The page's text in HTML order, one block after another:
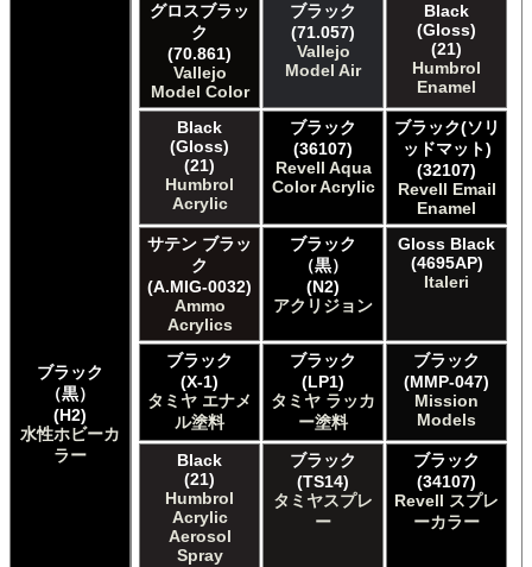
ICM ICM Paints
Lifecolor Lifecolor
Meng Meng Color
Mig Jimenez Ammo Acrylics
Mig Jimenez Atom
Mission Models Mission Models
Mr. Paint MRP Mr Paint Products
Repear Miniatures Master Series
Revell of Germany Revell Aqua Color Acrylic
Revell of Germany Revell Email Enamel
Revell of Germany Revell スプレーカラー
Testors of Rust-Oleum Group Testors Model Master
Testors of Rust-Oleum Group Testors Model Master
Enamel
The Army Painter Army Painter
The Army Painter Speedpaint
The Army Painter Warpaints Air
The Army Painter Warpaints Fanatic
The Scale Modellers Supply Master Series Paints Bones
The Scale Modellers Supply SMS
Xtracolor Xtracolor
ガイアノーツ ガイア エナメル カラー
ブラック
（黒）
(H2)
水性ホビーカ
ラー
グロスブラッ
ク
(70.861)
Vallejo
Model Color
ブラック
(71.057)
Vallejo
Model Air
Black
(Gloss)
(21)
Humbrol
Enamel
Black
(Gloss)
(21)
Humbrol
Acrylic
ブラック
(36107)
Revell Aqua
Color Acrylic
ブラック(ソリ
ッドマット)
(32107)
Revell Email
Enamel
サテン ブラッ
ク
(A.MIG-0032)
Ammo
Acrylics
ブラック
（黒）
(N2)
アクリジョン
Gloss Black
(4695AP)
Italeri
ブラック
(X-1)
タミヤ エナメ
ル塗料
ブラック
(LP1)
タミヤ ラッカ
ー塗料
ブラック
(MMP-047)
Mission
Models
Black
(21)
Humbrol
Acrylic
Aerosol
Spray
ブラック
(TS14)
タミヤスプレ
ー
ブラック
(34107)
Revell スプレ
ーカラー